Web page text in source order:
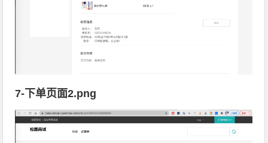
7-下单页面2.png